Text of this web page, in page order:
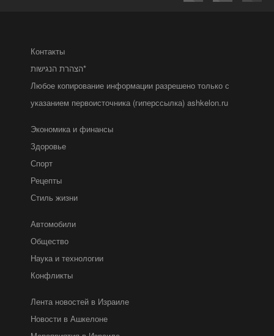
Контакты
הצהרת הנגישות*
Любое копирование информации разрешено только с
указанием первоисточника (гиперссылка) ashkelon.ru
Экономика и финансы
Здоровье
Спорт
Рецепты
Стиль жизни
Автомобили
Общество
Наука и технологии
Конфликты
Лента новостей в Израиле
Новости в Ашкелоне